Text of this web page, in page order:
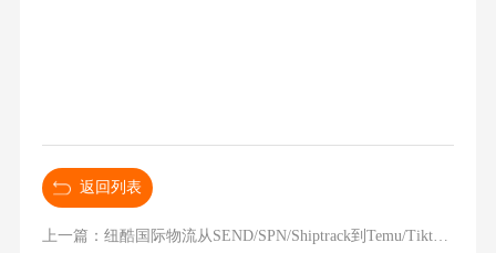
返回列表
上一篇：纽酷国际物流从SEND/SPN/Shiptrack到Temu/Tiktok Shop多平台官方认证